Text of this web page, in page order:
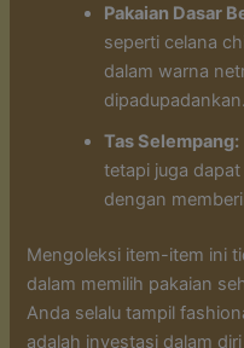
Pakaian Dasar
seperti celana
dalam warna
dipadupadankan.
Tas Selempang:
tetapi juga
dengan
Mengoleksi item-item ini
dalam memilih pakaian
Anda selalu tampil
adalah investasi dalam